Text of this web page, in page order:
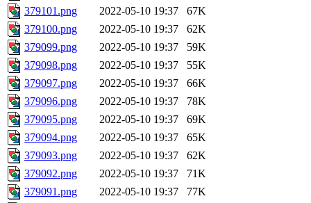
379101.png
2022-05-10 19:37
67K
379100.png
2022-05-10 19:37
62K
379099.png
2022-05-10 19:37
59K
379098.png
2022-05-10 19:37
55K
379097.png
2022-05-10 19:37
66K
379096.png
2022-05-10 19:37
78K
379095.png
2022-05-10 19:37
69K
379094.png
2022-05-10 19:37
65K
379093.png
2022-05-10 19:37
62K
379092.png
2022-05-10 19:37
71K
379091.png
2022-05-10 19:37
77K